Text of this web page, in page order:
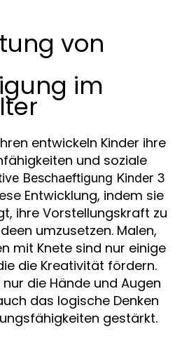
von
im
entwickeln Kinder ihre
und soziale
Beschaeftigung Kinder 3
Entwicklung, indem sie
ihre Vorstellungskraft zu
umzusetzen. Malen,
mit Knete sind nur einige
die Kreativität fördern.
die Hände und Augen
das logische Denken
gestärkt.